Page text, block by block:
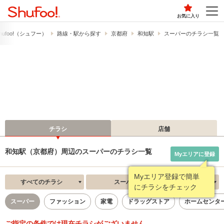
お気に入り
（シュフー） 路線・駅から探す 京都府 和知駅 スーパーのチラシ一覧
チラシ 店舗
和知駅（京都府）周辺のスーパーのチラシ一覧
Myエリア登録で簡単
にチラシをチェック
Myエリアに登録
すべてのチラシ スーパー 新着順
スーパー ファッション 家電 ドラッグストア ホームセンタ